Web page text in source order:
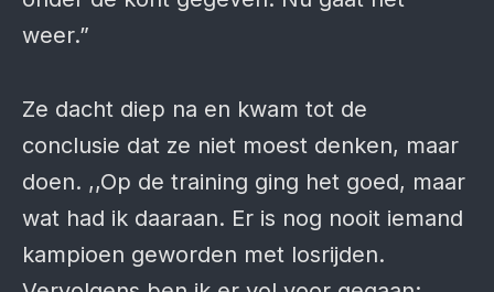
weer.”
Ze dacht diep na en kwam tot de
conclusie dat ze niet moest denken, maar
doen. ,,Op de training ging het goed, maar
wat had ik daaraan. Er is nog nooit iemand
kampioen geworden met losrijden.